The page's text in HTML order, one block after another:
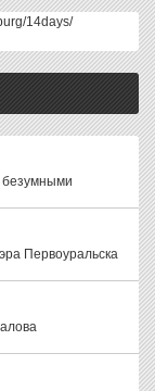
14days/
безумными
Первоуральска